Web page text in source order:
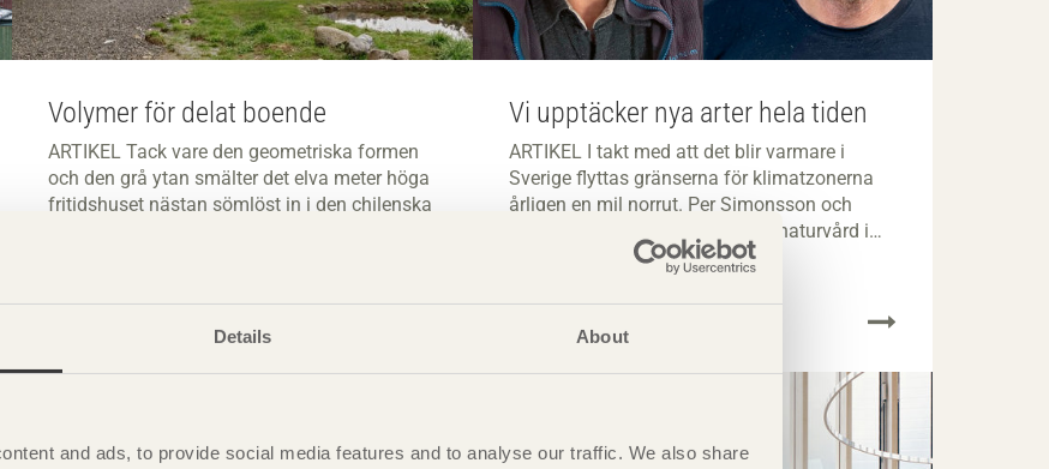
Details About
and ads, to provide social media features and to analyse our traffic. We also share
Volymer för delat boende
ARTIKEL Tack vare den geometriska formen
och den grå ytan smälter det elva meter höga
fritidshuset nästan sömlöst in i den chilenska
Vi upptäcker nya arter hela tiden
ARTIKEL I takt med att det blir varmare i
Sverige flyttas gränserna för klimatzonerna
årligen en mil norrut. Per Simonsson och
Mats Hannertz har arbetat med naturvård i
närmare 50 år och ser ett landskap i